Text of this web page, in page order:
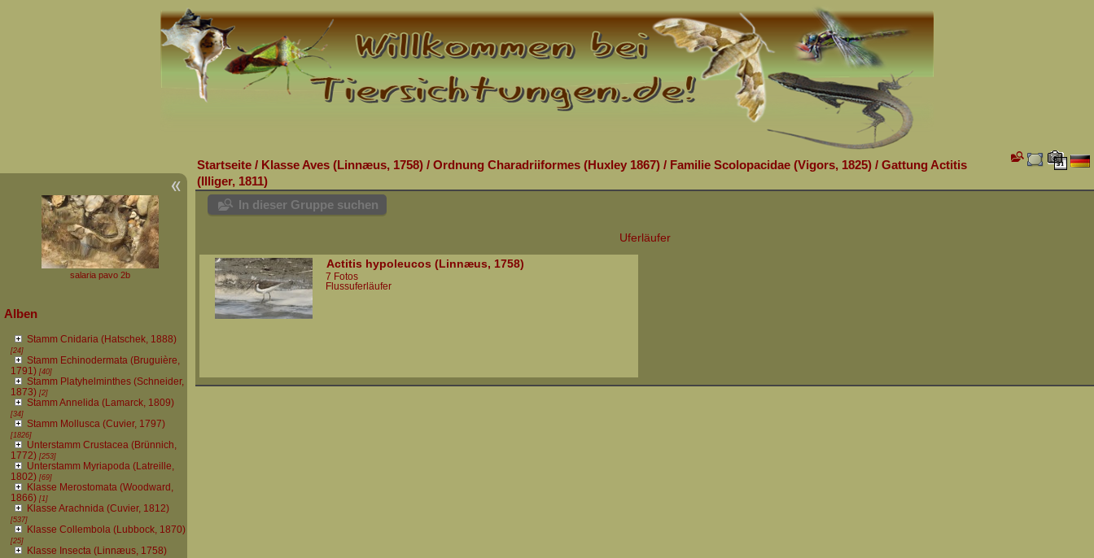
salaria pavo 2b
Alben
Stamm Cnidaria (Hatschek, 1888)
[24]
Stamm Echinodermata (Bruguière,
1791)[40]
Stamm Platyhelminthes (Schneider,
1873)[2]
Stamm Annelida (Lamarck, 1809)
[34]
Stamm Mollusca (Cuvier, 1797)
[1826]
Unterstamm Crustacea (Brünnich,
1772)[253]
Unterstamm Myriapoda (Latreille,
1802)[69]
Klasse Merostomata (Woodward,
1866)[1]
Klasse Arachnida (Cuvier, 1812)
[537]
Klasse Collembola (Lubbock, 1870)
[25]
Klasse Insecta (Linnæus, 1758)
Startseite / Klasse Aves (Linnæus, 1758) / Ordnung Charadriiformes (Huxley 1867) / Familie Scolopacidae (Vigors, 1825) / Gattung Actitis
(Illiger, 1811)
In dieser Gruppe suchen
Uferläufer
Actitis hypoleucos (Linnæus, 1758)
7 Fotos
Flussuferläufer